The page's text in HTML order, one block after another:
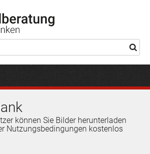
können Sie Bilder herunterladen
Nutzungsbedingungen kostenlos